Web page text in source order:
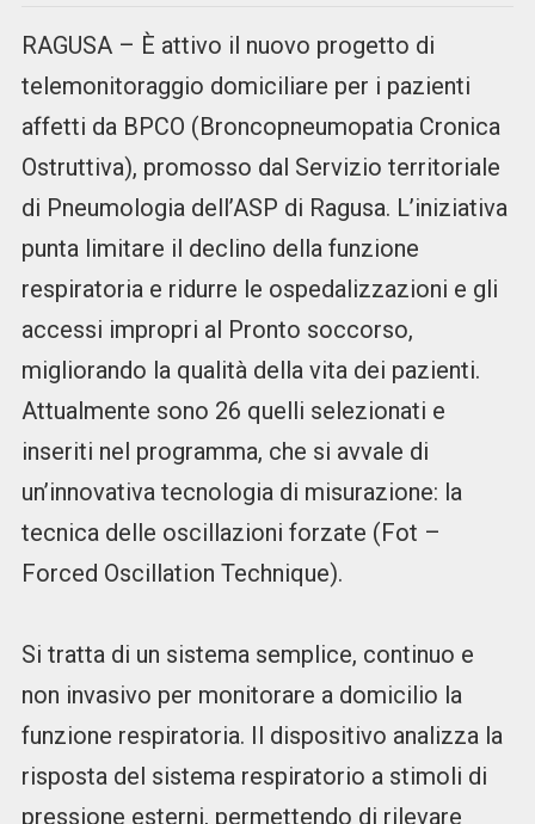
RAGUSA – È attivo il nuovo progetto di
telemonitoraggio domiciliare per i pazienti
affetti da BPCO (Broncopneumopatia Cronica
Ostruttiva), promosso dal Servizio territoriale
di Pneumologia dell’ASP di Ragusa. L’iniziativa
punta limitare il declino della funzione
respiratoria e ridurre le ospedalizzazioni e gli
accessi impropri al Pronto soccorso,
migliorando la qualità della vita dei pazienti.
Attualmente sono 26 quelli selezionati e
inseriti nel programma, che si avvale di
un’innovativa tecnologia di misurazione: la
tecnica delle oscillazioni forzate (Fot –
Forced Oscillation Technique).
Si tratta di un sistema semplice, continuo e
non invasivo per monitorare a domicilio la
funzione respiratoria. Il dispositivo analizza la
risposta del sistema respiratorio a stimoli di
pressione esterni, permettendo di rilevare